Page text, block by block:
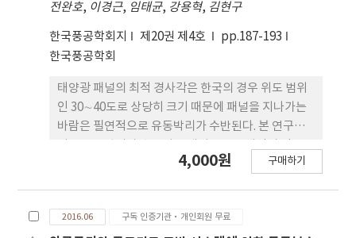
전완호, 이경근, 임태균, 강용혁, 김현구
한국풍공학회지 제20권 제4호
pp.187-193
한국풍공학회
태양광 패널의 최적 경사각은 한국의 경우 위도 범위
인 30∼40도로 상당히 크기 때문에 패널을 지나가는
바람은 필연적으로 유동박리가 수반된다. 본 연구에
도 모델링이 우수한 대와류모사(LES)를 이용하여 풍
하중이 최대가 되는 풍향인 0도와 180도에 대해 해석
4,000원 구매하기
2016.06 구독 인증기관·개인회원 무료